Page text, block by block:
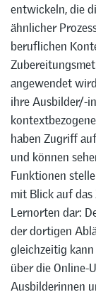
entwickeln, die
ähnlicher
beruflichen
angewendet
ihre Ausbilder/-
haben Zugriff
und können
Funktionen
mit Blick auf
Lernorten dar:
der dortigen
gleichzeitig
über die Online-
Ausbilderinnen